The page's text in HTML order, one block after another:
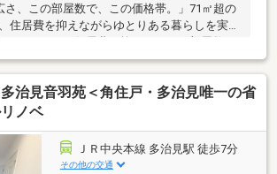
さ、この部屋数で、この価格帯。」71㎡超の
住居費を抑えながらゆとりある暮らしを実現
保したい方に適した間取りです。オートロッ
、防犯面にも配慮された共用部。駐車場は１
能。駐車場使用料5000円CATV使用料660円
治見音羽苑＜角住戸・多治見唯一の省
ノベ
ＪＲ中央本線 多治見駅 徒歩7分
その他の交通